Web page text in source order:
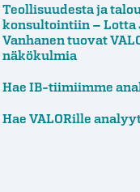
Teollisuudesta ja
konsultointiin – Lotta
Vanhanen tuovat
näkökulmia
Hae IB-tiimiimme
Hae VALORille